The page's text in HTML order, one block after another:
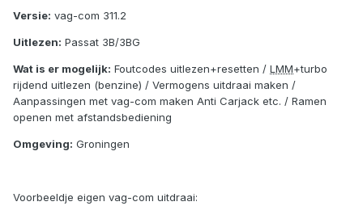
Versie: vag-com 311.2
Uitlezen: Passat 3B/3BG
Wat is er mogelijk: Foutcodes uitlezen+resetten / LMM+turbo
rijdend uitlezen (benzine) / Vermogens uitdraai maken /
Aanpassingen met vag-com maken Anti Carjack etc. / Ramen
openen met afstandsbediening
Omgeving: Groningen
Voorbeeldje eigen vag-com uitdraai: